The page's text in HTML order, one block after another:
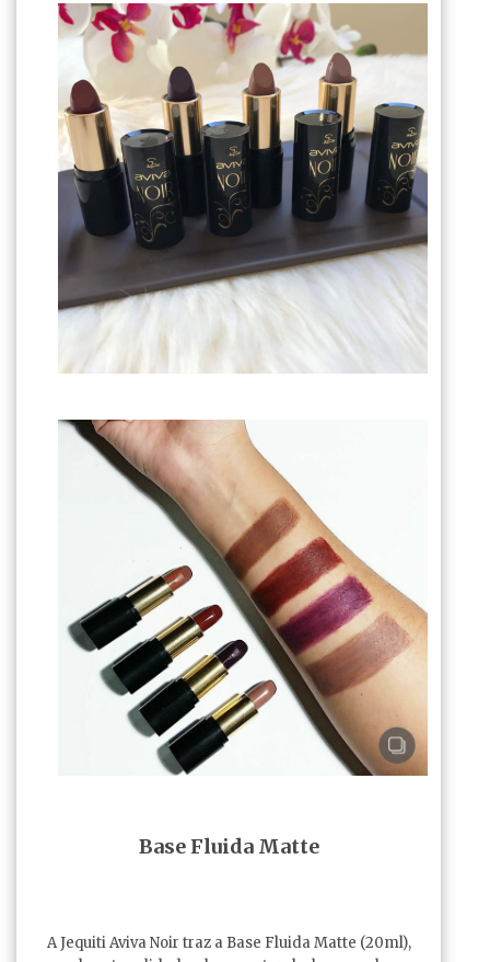
Base Fluida Matte
A Jequiti Aviva Noir traz a Base Fluida Matte (20ml),